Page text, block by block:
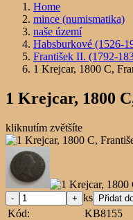
Home
mince (numismatika)
naše území
Habsburkové (1526-
František II. (1792-
1 Krejcar, 1800 C,
1 Krejcar, 1800
kliknutím zvětšíte
ks
Kód:
KB8155